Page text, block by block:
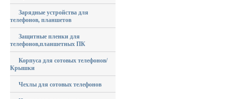
Зарядные устройства для
телефонов, планшетов
Защитные пленки для
телефонов,планшетных ПК
Корпуса для сотовых телефонов/
Крышки
Чехлы для сотовых телефонов